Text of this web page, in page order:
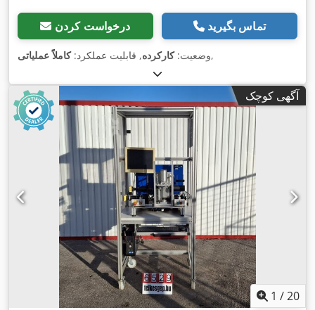
درخواست کردن تماس بگیرید
وضعیت:کارکرده, قابلیت عملکرد:کاملاً عملیاتی ,
آگهی کوچک
1 /20